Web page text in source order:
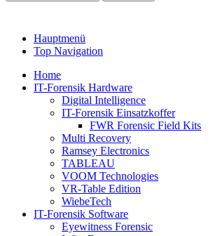
Hauptmenü
Top Navigation
Home
IT-Forensik Hardware
Digital Intelligence
IT-Forensik Einsatzkoffer
FWR Forensic Field Kits
Multi Recovery
Ramsey Electronics
TABLEAU
VOOM Technologies
VR-Table Edition
WiebeTech
IT-Forensik Software
Eyewitness Forensic